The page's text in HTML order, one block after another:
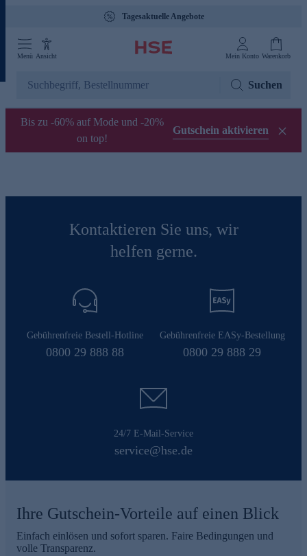
Tagesaktuelle Angebote
Menü Ansicht Mein Konto Warenkorb
Suchen
Bis zu -60% auf Mode und -20%
on top!
Gutschein aktivieren
Kontaktieren Sie uns, wir
helfen gerne.
Gebührenfreie Bestell-Hotline
0800 29 888 88
Gebührenfreie EASy-Bestellung
0800 29 888 29
24/7 E-Mail-Service
service@hse.de
Ihre Gutschein-Vorteile auf einen Blick
Einfach einlösen und sofort sparen. Faire Bedingungen und
volle Transparenz.